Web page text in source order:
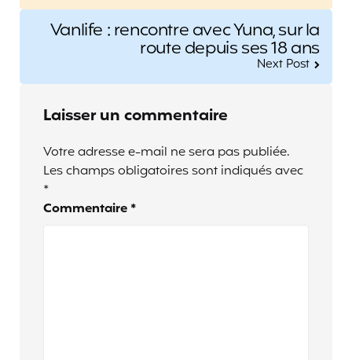
Vanlife : rencontre avec Yuna, sur la
route depuis ses 18 ans
Next Post
Laisser un commentaire
Votre adresse e-mail ne sera pas publiée.
Les champs obligatoires sont indiqués avec
*
Commentaire *